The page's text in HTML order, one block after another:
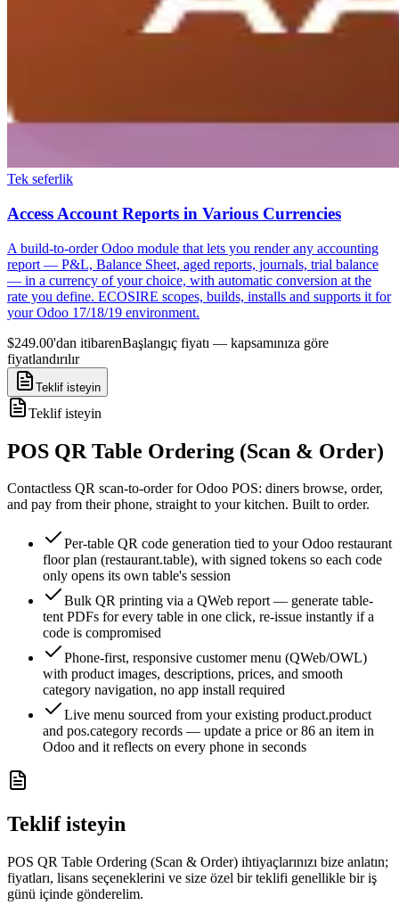
Tek seferlik
Access Account Reports in Various Currencies
A build-to-order Odoo module that lets you render any accounting
report — P&L, Balance Sheet, aged reports, journals, trial balance
— in a currency of your choice, with automatic conversion at the
rate you define. ECOSIRE scopes, builds, installs and supports it for
your Odoo 17/18/19 environment.
$249.00'dan itibarenBaşlangıç fiyatı — kapsamınıza göre
fiyatlandırılır
Teklif isteyin
Teklif isteyin
POS QR Table Ordering (Scan & Order)
Contactless QR scan-to-order for Odoo POS: diners browse, order,
and pay from their phone, straight to your kitchen. Built to order.
Per-table QR code generation tied to your Odoo restaurant
floor plan (restaurant.table), with signed tokens so each code
only opens its own table's session
Bulk QR printing via a QWeb report — generate table-
tent PDFs for every table in one click, re-issue instantly if a
code is compromised
Phone-first, responsive customer menu (QWeb/OWL)
with product images, descriptions, prices, and smooth
category navigation, no app install required
Live menu sourced from your existing product.product
and pos.category records — update a price or 86 an item in
Odoo and it reflects on every phone in seconds
Teklif isteyin
POS QR Table Ordering (Scan & Order) ihtiyaçlarınızı bize anlatın;
fiyatları, lisans seçeneklerini ve size özel bir teklifi genellikle bir iş
günü içinde gönderelim.